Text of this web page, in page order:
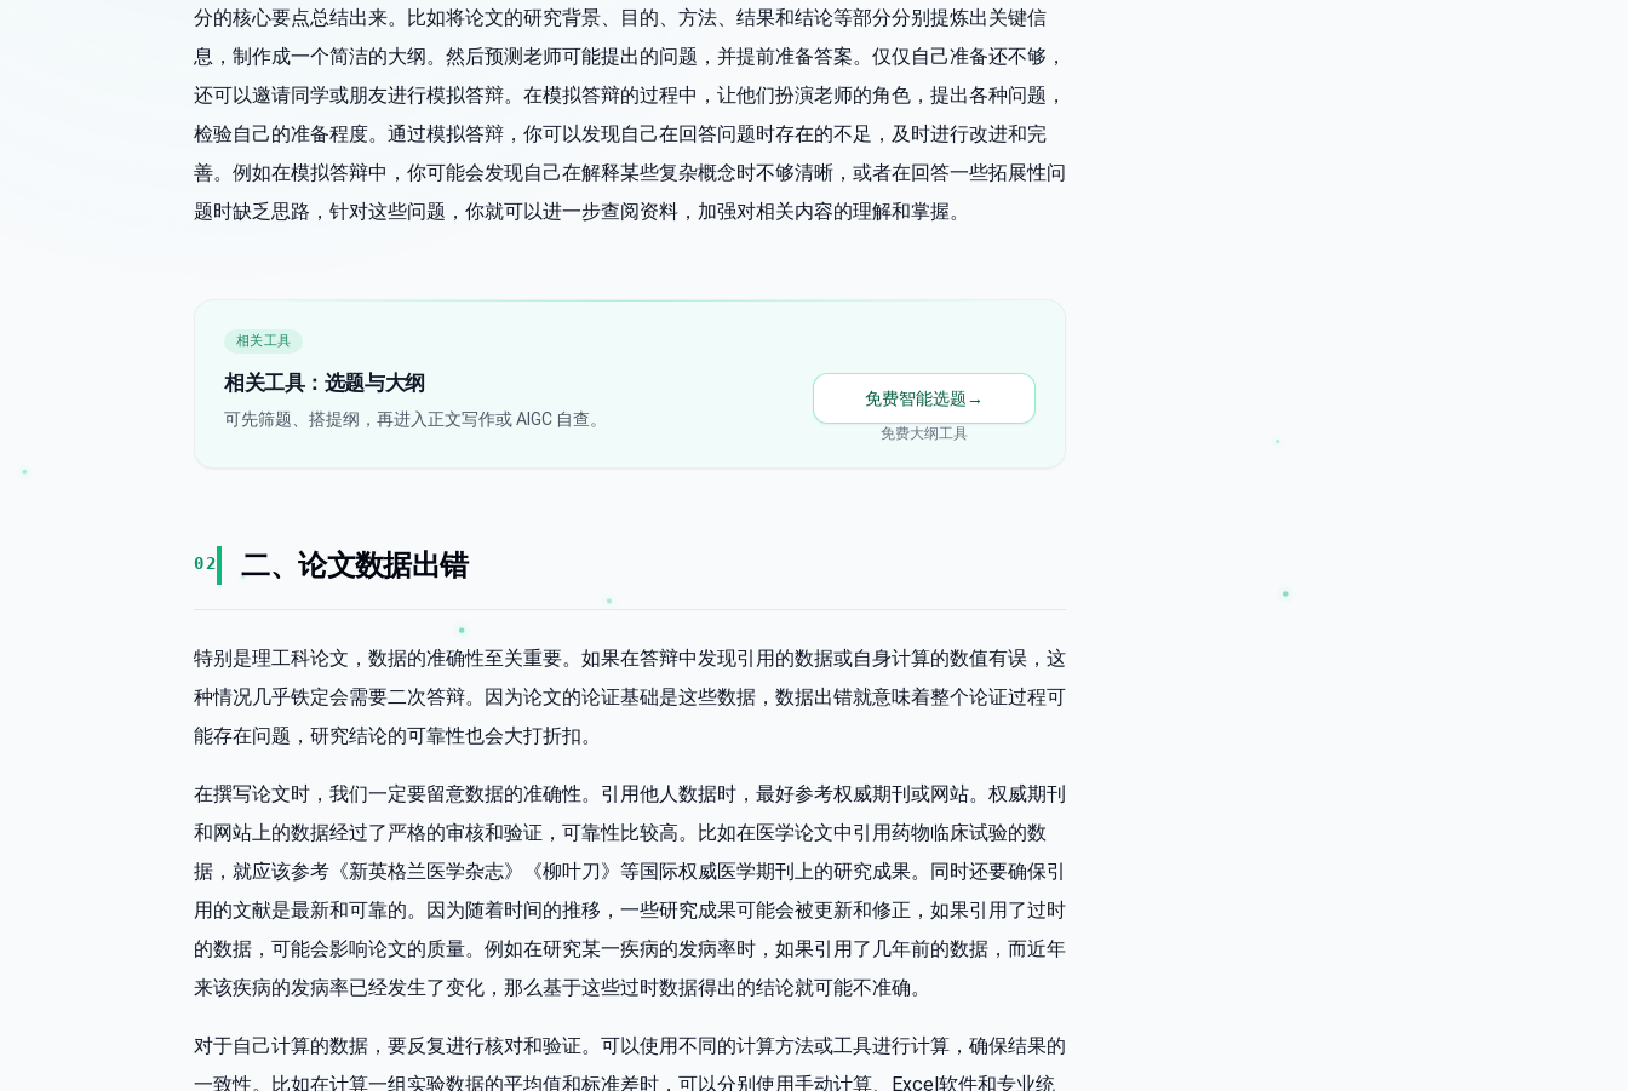
分的核心要点总结出来。比如将论文的研究背景、目的、方法、结果和结论等部分分别提炼出关键信
息，制作成一个简洁的大纲。然后预测老师可能提出的问题，并提前准备答案。仅仅自己准备还不够，
还可以邀请同学或朋友进行模拟答辩。在模拟答辩的过程中，让他们扮演老师的角色，提出各种问题，
检验自己的准备程度。通过模拟答辩，你可以发现自己在回答问题时存在的不足，及时进行改进和完
善。例如在模拟答辩中，你可能会发现自己在解释某些复杂概念时不够清晰，或者在回答一些拓展性问
题时缺乏思路，针对这些问题，你就可以进一步查阅资料，加强对相关内容的理解和掌握。
相关工具
相关工具：选题与大纲
可先筛题、搭提纲，再进入正文写作或 AIGC 自查。
免费智能选题→
免费大纲工具
02 二、论文数据出错
特别是理工科论文，数据的准确性至关重要。如果在答辩中发现引用的数据或自身计算的数值有误，这
种情况几乎铁定会需要二次答辩。因为论文的论证基础是这些数据，数据出错就意味着整个论证过程可
能存在问题，研究结论的可靠性也会大打折扣。
在撰写论文时，我们一定要留意数据的准确性。引用他人数据时，最好参考权威期刊或网站。权威期刊
和网站上的数据经过了严格的审核和验证，可靠性比较高。比如在医学论文中引用药物临床试验的数
据，就应该参考《新英格兰医学杂志》《柳叶刀》等国际权威医学期刊上的研究成果。同时还要确保引
用的文献是最新和可靠的。因为随着时间的推移，一些研究成果可能会被更新和修正，如果引用了过时
的数据，可能会影响论文的质量。例如在研究某一疾病的发病率时，如果引用了几年前的数据，而近年
来该疾病的发病率已经发生了变化，那么基于这些过时数据得出的结论就可能不准确。
对于自己计算的数据，要反复进行核对和验证。可以使用不同的计算方法或工具进行计算，确保结果的
一致性。比如在计算一组实验数据的平均值和标准差时，可以分别使用手动计算、Excel软件和专业统